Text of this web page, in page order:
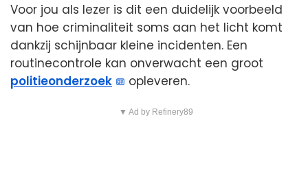
Voor jou als lezer is dit een duidelijk voorbeeld
van hoe criminaliteit soms aan het licht komt
dankzij schijnbaar kleine incidenten. Een
routinecontrole kan onverwacht een groot
politieonderzoek
opleveren.
▼ Ad by Refinery89